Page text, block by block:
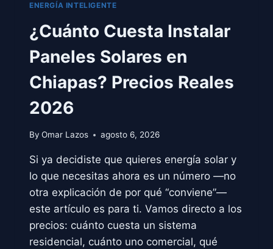
ENERGÍA INTELIGENTE
¿Cuánto Cuesta Instalar
Paneles Solares en
Chiapas? Precios Reales
2026
By Omar Lazos agosto 6, 2026
Si ya decidiste que quieres energía solar y
lo que necesitas ahora es un número —no
otra explicación de por qué “conviene”—
este artículo es para ti. Vamos directo a los
precios: cuánto cuesta un sistema
residencial, cuánto uno comercial, qué